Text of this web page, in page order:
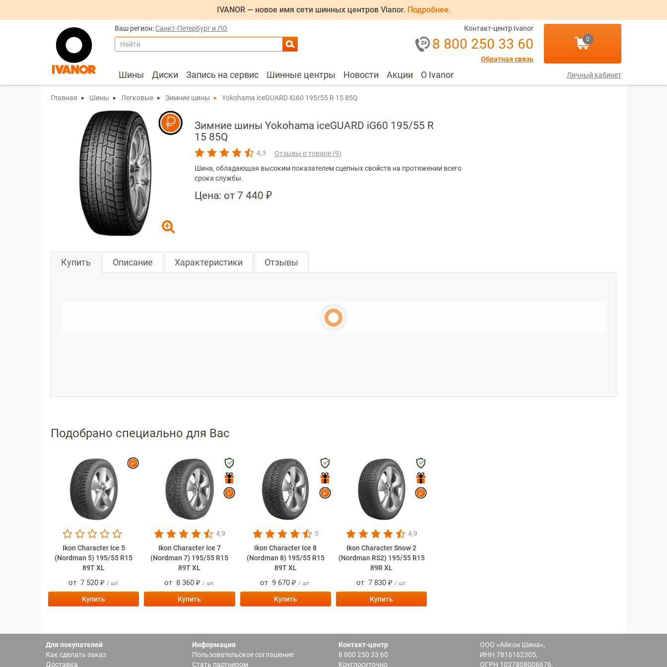
IVANOR — новое имя сети шинных центров Vianor. Подробнее.
Ваш регион:Санкт-Петербург и ЛО
Найти
Контакт-центр Ivanor
8 800 250 33 60
Обратная связь
0
Шины Диски Запись на сервис Шинные центры Новости Акции О Ivanor Личный кабинет
Главная Шины Легковые Зимние шины Yokohama iceGUARD iG60 195/55 R 15 85Q
Зимние шины Yokohama iceGUARD iG60 195/55 R
15 85Q
4,3 Отзывы о товаре (9)
Шина, обладающая высоким показателем сцепных свойств на протяжении всего
срока службы.
Цена: от 7 440 ₽
Купить Описание Характеристики Отзывы
Подобрано специально для Вас
Ikon Character Ice 5
(Nordman 5) 195/55 R15
89T XL
от 7 520 ₽ / шт.
Купить
4,9
Ikon Character Ice 7
(Nordman 7) 195/55 R15
89T XL
от 8 360 ₽ / шт.
Купить
5
Ikon Character Ice 8
(Nordman 8) 195/55 R15
89T XL
от9 670 ₽ / шт.
Купить
4,9
Ikon Character Snow 2
(Nordman RS2) 195/55 R15
89R XL
от 7 830 ₽ / шт.
Купить
Для покупателей
Как сделать заказ
Доставка
Информация
Пользовательское соглашение
Стать партнером
Контакт-центр
8 800 250 33 60
Круглосуточно
ООО «Айкон Шина»,
ИНН 7816162305,
ОГРН 1027808006676,